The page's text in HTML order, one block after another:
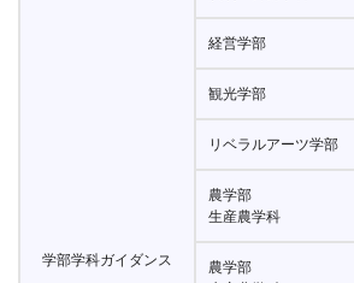
学部学科ガイダンス
経営学部
観光学部
リベラルアーツ学部
農学部
生産農学科
農学部